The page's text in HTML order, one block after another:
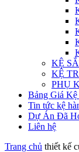
KỆ
KỆ
PHỤ
Bảng Giá Kệ
Tin tức kệ
Dự Án Đã
Liên hệ
Trang chủ thiết kế